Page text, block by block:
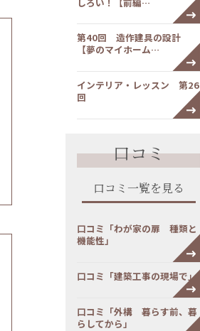
第40回 造作建具の設計
【夢のマイホーム…
インテリア・レッスン 第26
回
口コミ
口コミ一覧を見る
口コミ「わが家の扉 種類と
機能性」
口コミ「建築工事の現場で」
口コミ「外構 暮らす前、暮
らしてから」